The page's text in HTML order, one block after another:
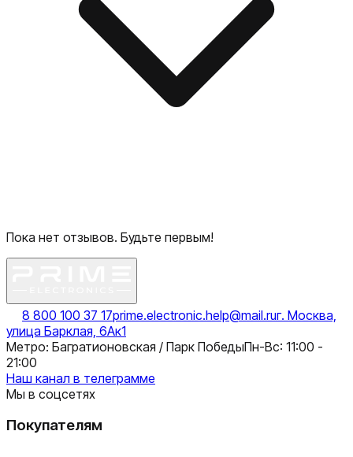
Пока нет отзывов. Будьте первым!
8 800 100 37 17prime.electronic.help@mail.ruг. Москва,
улица Барклая, 6Ак1
Метро: Багратионовская / Парк ПобедыПн-Вс: 11:00 -
21:00
Наш канал в телеграмме
Мы в соцсетях
Покупателям